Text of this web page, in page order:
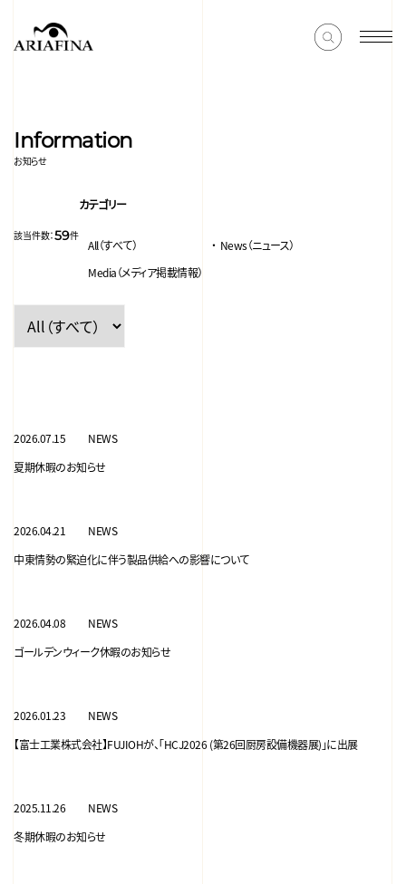
Information
お知らせ
該当件数：59件
カテゴリー
All（すべて）
News（ニュース）
Media（メディア掲載情報）
2026.07.15
NEWS
夏期休暇のお知らせ
2026.04.21
NEWS
中東情勢の緊迫化に伴う製品供給への影響について
2026.04.08
NEWS
ゴールデンウィーク休暇のお知らせ
2026.01.23
NEWS
【富士工業株式会社】FUJIOHが、「HCJ2026 (第26回厨房設備機器展)」に出展
2025.11.26
NEWS
冬期休暇のお知らせ